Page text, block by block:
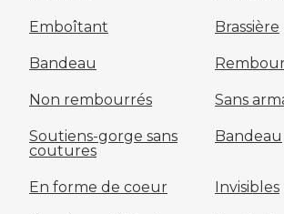
Emboîtant Brassière
Bandeau
Non rembourrés Sans
Soutiens-gorge sans
coutures
Bandeau
En forme de coeur Invisibles